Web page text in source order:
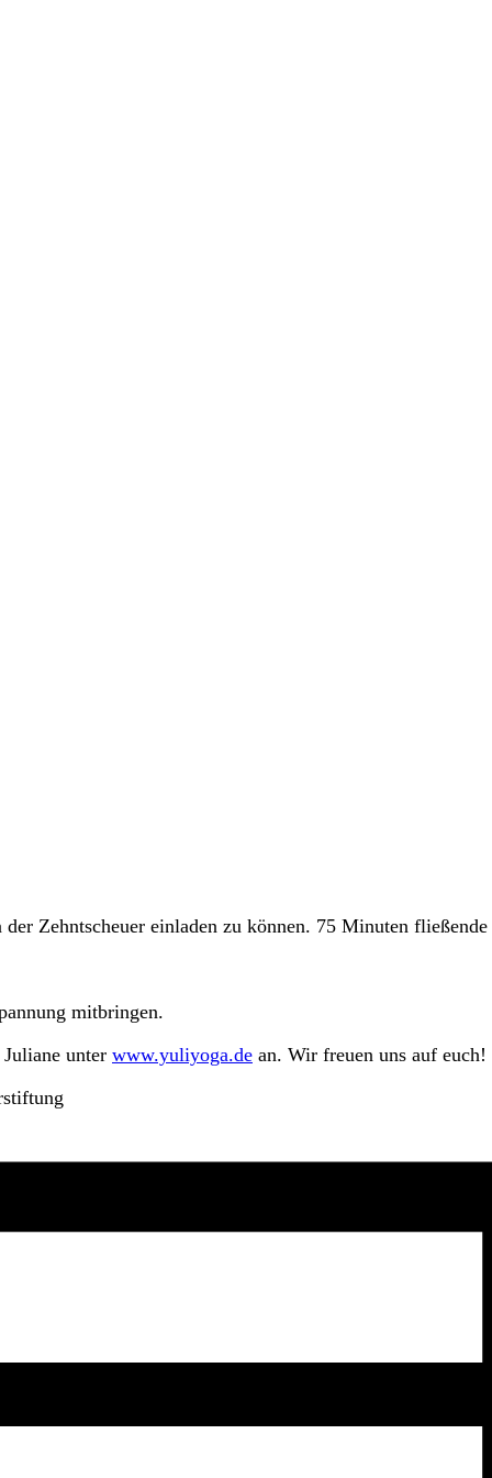
Zehntscheuer einladen zu können. 75 Minuten
mitbringen.
unter www.yuliyoga.de an. Wir freuen uns auf euch!